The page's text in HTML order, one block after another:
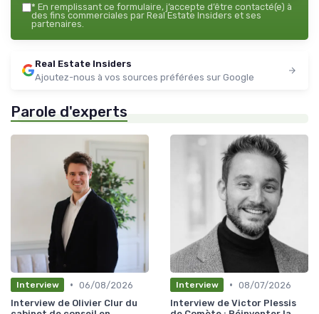
* En remplissant ce formulaire, j’accepte d’être contacté(e) à
des fins commerciales par Real Estate Insiders et ses
partenaires.
Real Estate Insiders
Ajoutez-nous à vos sources préférées sur Google
Parole d'experts
Interview • 06/08/2026
Interview de Olivier Clur du
Interview • 08/07/2026
Interview de Victor Plessis